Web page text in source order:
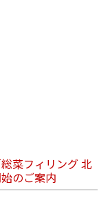
菜フィリング 北
のご案内